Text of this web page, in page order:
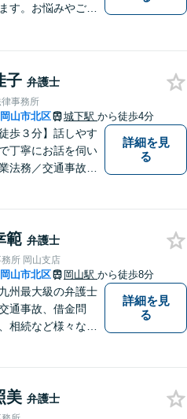
す。お悩みやご不
せん。お気軽にご
い。【土曜日も受
専用駐車場あり】
子 弁護士
事務所
岡山市北区 城下駅 から徒歩4分
歩３分】話しやす
丁寧にお話を伺い
法務／交通事故／
詳細を見
る
範 弁護士
所 岡山支店
岡山市北区 岡山駅 から徒歩8分
九州最大級の弁護士
通事故、借金問
相続など様々な問
詳細を見
る
美 弁護士